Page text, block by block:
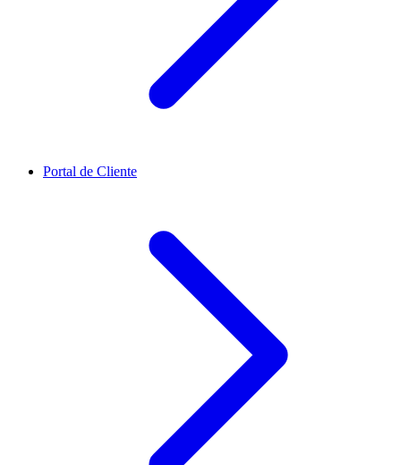
Portal de Cliente